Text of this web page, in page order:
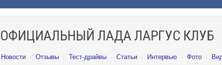
ОФИЦИАЛЬНЫЙ ЛАДА ЛАРГУС КЛУБ
Новости · Отзывы · Тест-драйвы · Статьи · Интервью · Фото ·